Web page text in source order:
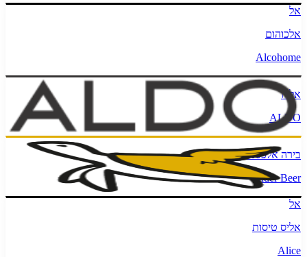
אל
אלכוהום
Alcohome
אלדו
ALDO
בירה אלכסנדר
Alexander Beer
אל
אליס טיסות
Alice